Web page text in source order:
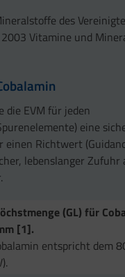
des
Vitamine und
die EVM für jeden
eine
einen Richtwert
lebenslanger Zufuhr
(GL) für
[1].
entspricht dem